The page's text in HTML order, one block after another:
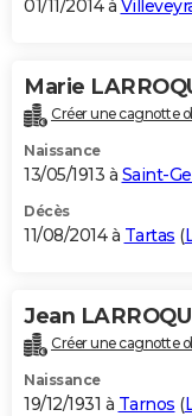
01/11/2014 à
Marie
Créer une cagnotte
Naissance
13/05/1913 à Saint-
Décès
11/08/2014 à Tartas (
Jean
Créer une cagnotte
Naissance
19/12/1931 à Tarnos (